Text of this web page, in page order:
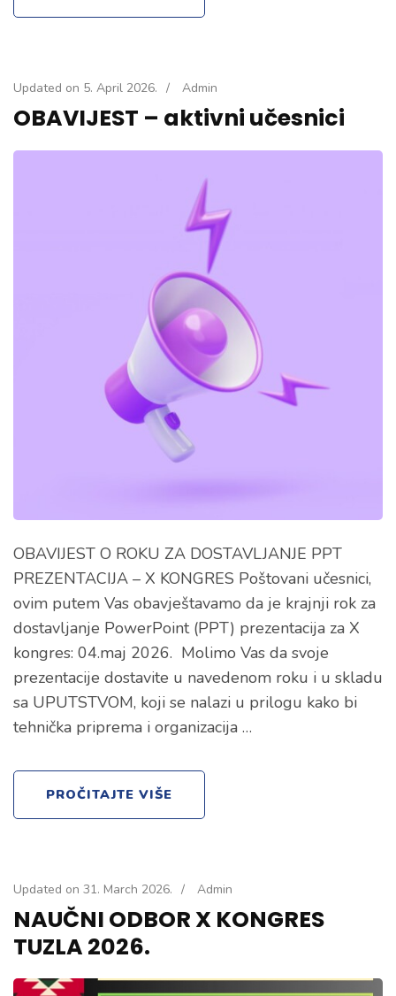
Updated on 5. April 2026. / Admin
OBAVIJEST – aktivni učesnici
OBAVIJEST O ROKU ZA DOSTAVLJANJE PPT
PREZENTACIJA – X KONGRES Poštovani učesnici,
ovim putem Vas obavještavamo da je krajnji rok za
dostavljanje PowerPoint (PPT) prezentacija za X
kongres: 04.maj 2026. Molimo Vas da svoje
prezentacije dostavite u navedenom roku i u skladu
sa UPUTSTVOM, koji se nalazi u prilogu kako bi
tehnička priprema i organizacija …
PROČITAJTE VIŠE
Updated on 31. March 2026. / Admin
NAUČNI ODBOR X KONGRES
TUZLA 2026.